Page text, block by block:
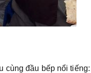
cùng đầu bếp nổi tiếng: